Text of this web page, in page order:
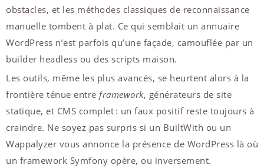
obstacles, et les méthodes classiques de reconnaissance
manuelle tombent à plat. Ce qui semblait un annuaire
WordPress n’est parfois qu’une façade, camouflée par un
builder headless ou des scripts maison.
Les outils, même les plus avancés, se heurtent alors à la
frontière ténue entre framework, générateurs de site
statique, et CMS complet : un faux positif reste toujours à
craindre. Ne soyez pas surpris si un BuiltWith ou un
Wappalyzer vous annonce la présence de WordPress là où
un framework Symfony opère, ou inversement.